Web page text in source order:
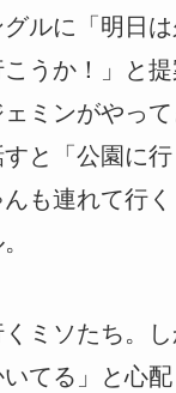
ルに「明日
うか！」と提
ミンがやっ
と「公園に
も連れて行
ミソたち。
てる」と心